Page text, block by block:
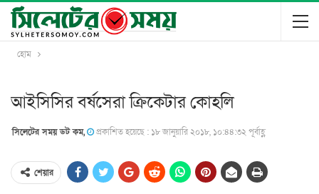
হোম
আইসিসির বর্ষসেরা ক্রিকেটার কোহলি
সিলেটের সময় ডট কম, প্রকাশিত হয়েছে : ১৮ জানুয়ারি ২০১৮, ১০:৪৪:৩২ পূর্বাহ্ণ
শেয়ার